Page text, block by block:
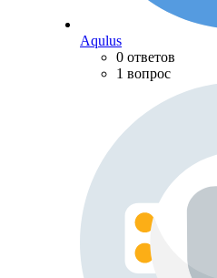
Aqulus
0 ответов
1 вопрос